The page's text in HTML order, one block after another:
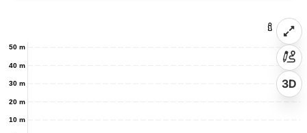
10 m
20 m
30 m
40 m
50 m
3D